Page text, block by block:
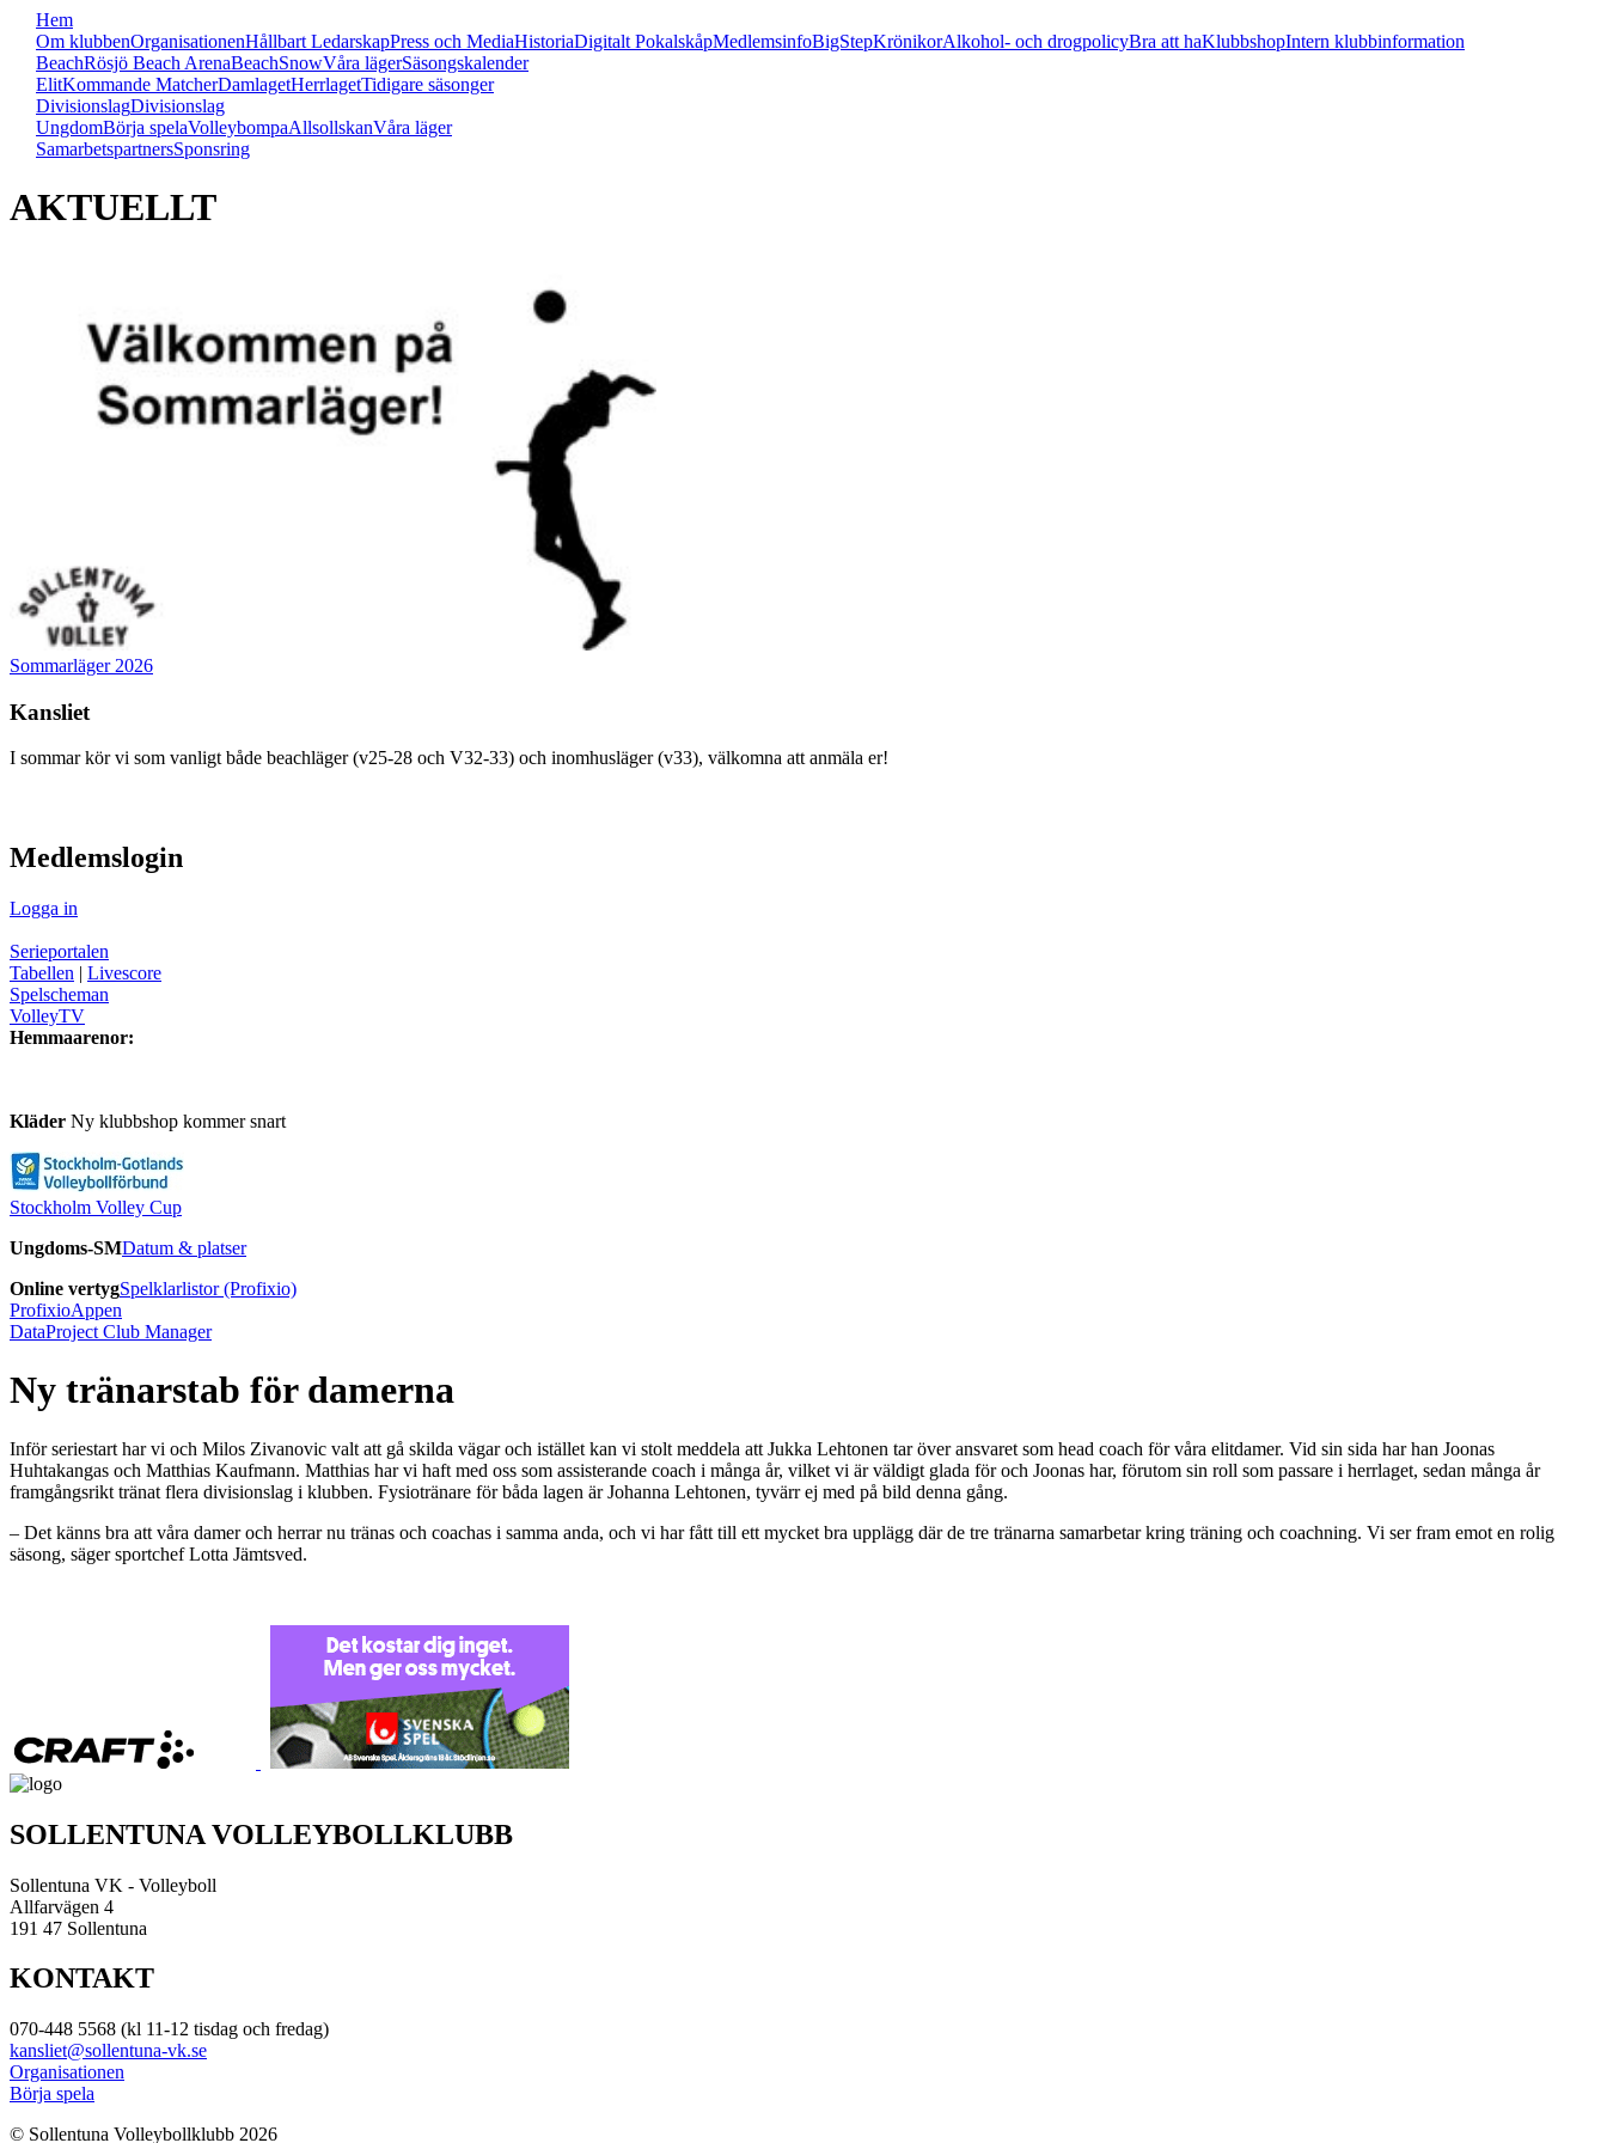
Hem
Om klubbenOrganisationenHållbart LedarskapPress och MediaHistoriaDigitalt PokalskåpMedlemsinfoBigStepKrönikorAlkohol- och drogpolicyBra att haKlubbshopIntern klubbinformation
BeachRösjö Beach ArenaBeachSnowVåra lägerSäsongskalender
ElitKommande MatcherDamlagetHerrlagetTidigare säsonger
DivisionslagDivisionslag
UngdomBörja spelaVolleybompaAllsollskanVåra läger
SamarbetspartnersSponsring
AKTUELLT
Sommarläger 2026
Kansliet
I sommar kör vi som vanligt både beachläger (v25-28 och V32-33) och inomhusläger (v33), välkomna att anmäla er!
Medlemslogin
Logga in
Serieportalen
Tabellen | Livescore
Spelscheman
VolleyTV
Hemmaarenor:
Kläder Ny klubbshop kommer snart
Stockholm Volley Cup
Ungdoms-SMDatum & platser
Online vertygSpelklarlistor (Profixio)
ProfixioAppen
DataProject Club Manager
Ny tränarstab för damerna
Inför seriestart har vi och Milos Zivanovic valt att gå skilda vägar och istället kan vi stolt meddela att Jukka Lehtonen tar över ansvaret som head coach för våra elitdamer. Vid sin sida har han Joonas
Huhtakangas och Matthias Kaufmann. Matthias har vi haft med oss som assisterande coach i många år, vilket vi är väldigt glada för och Joonas har, förutom sin roll som passare i herrlaget, sedan många år
framgångsrikt tränat flera divisionslag i klubben. Fysiotränare för båda lagen är Johanna Lehtonen, tyvärr ej med på bild denna gång.
– Det känns bra att våra damer och herrar nu tränas och coachas i samma anda, och vi har fått till ett mycket bra upplägg där de tre tränarna samarbetar kring träning och coachning. Vi ser fram emot en rolig
säsong, säger sportchef Lotta Jämtsved.
SOLLENTUNA VOLLEYBOLLKLUBB
Sollentuna VK - Volleyboll
Allfarvägen 4
191 47 Sollentuna
KONTAKT
070-448 5568 (kl 11-12 tisdag och fredag)
kansliet@sollentuna-vk.se
Organisationen
Börja spela
© Sollentuna Volleybollklubb 2026